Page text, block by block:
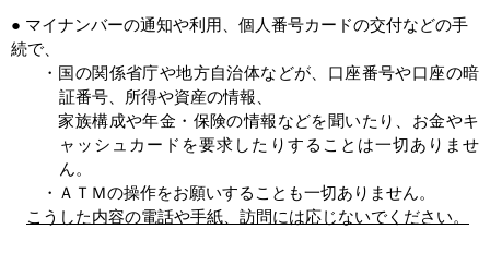
● マイナンバーの通知や利用、個人番号カードの交付などの手
続で、
・国の関係省庁や地方自治体などが、口座番号や口座の暗
証番号、所得や資産の情報、
家族構成や年金・保険の情報などを聞いたり、お金やキ
ャッシュカードを要求したりすることは一切ありませ
ん。
・ＡＴＭの操作をお願いすることも一切ありません。
こうした内容の電話や手紙、訪問には応じないでください。